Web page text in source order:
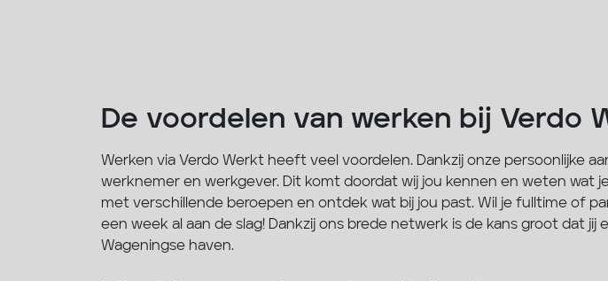
De voordelen van werken bij Verdo
Werken via Verdo Werkt heeft veel voordelen. Dankzij onze persoonlijke
werknemer en werkgever. Dit komt doordat wij jou kennen en weten wat
met verschillende beroepen en ontdek wat bij jou past. Wil je fulltime of
een week al aan de slag! Dankzij ons brede netwerk is de kans groot dat
Wageningse haven.